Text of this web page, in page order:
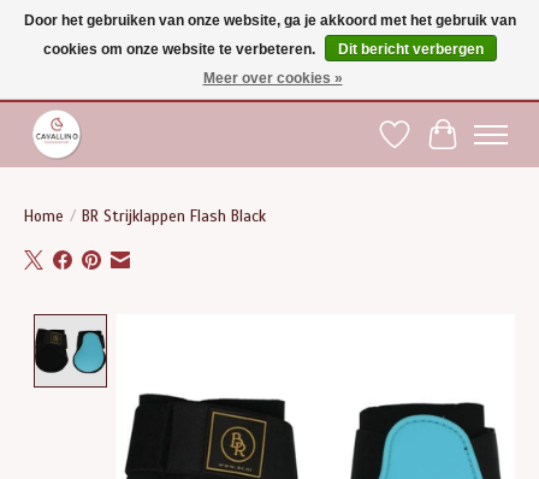
Gratis verzending vanaf €75 binnen BE - vanaf €100 naar EU | Voor 17:00 besteld is
dezelfde dag verzonden | Klantendienst: +32 (0)51 21 27 00 |
Verlanglijst
Home / BR Strijklappen Flash Black
Door het gebruiken van onze website, ga je akkoord met het gebruik van
cookies om onze website te verbeteren.
Dit bericht verbergen
Meer over cookies »